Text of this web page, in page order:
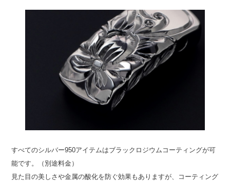
すべてのシルバー950アイテムはブラックロジウムコーティングが可
能です。（別途料金）
見た目の美しさや金属の酸化を防ぐ効果もありますが、コーティング